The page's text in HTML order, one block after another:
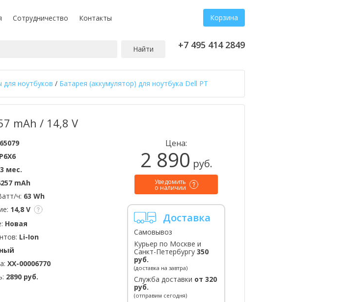
Сотрудничество Контакты Корзина
Найти +7 495 414 2849
для ноутбуков / Батарея (аккумулятор) для ноутбука Dell PT
mAh / 14,8 V
3 мес.
mAh
ч: 63 Wh
14,8 V
Новая
Li-Ion
XX-00006770
2890 руб.
Цена:
2 890 руб.
Уведомить
о наличии
Доставка
Самовывоз
Курьер по Москве и
Санкт-Петербургу 350
руб.
(доставка на завтра)
Служба доставки от 320
руб.
(отправим сегодня)